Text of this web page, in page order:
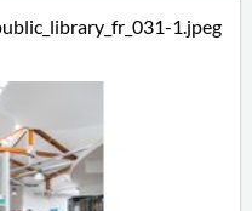
1.jpeg